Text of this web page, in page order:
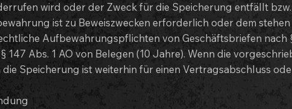
wird oder der Zweck für die Speicherung entfällt
ist zu Beweiszwecken erforderlich oder dem
Aufbewahrungspflichten von Geschäftsbriefen nach
Abs. 1 AO von Belegen (10 Jahre). Wenn die
Speicherung ist weiterhin für einen Vertragsabschluss